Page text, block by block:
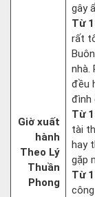
Giờ xuất
hành
Theo Lý
Thuần
Phong
gây
Từ
rất
nhà.
đều
đình
Từ
tài
hay
gặp
Từ